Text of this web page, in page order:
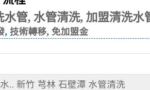
, 技術轉移, 免加盟金
.. 新竹 芎林 石壁潭 水管清洗